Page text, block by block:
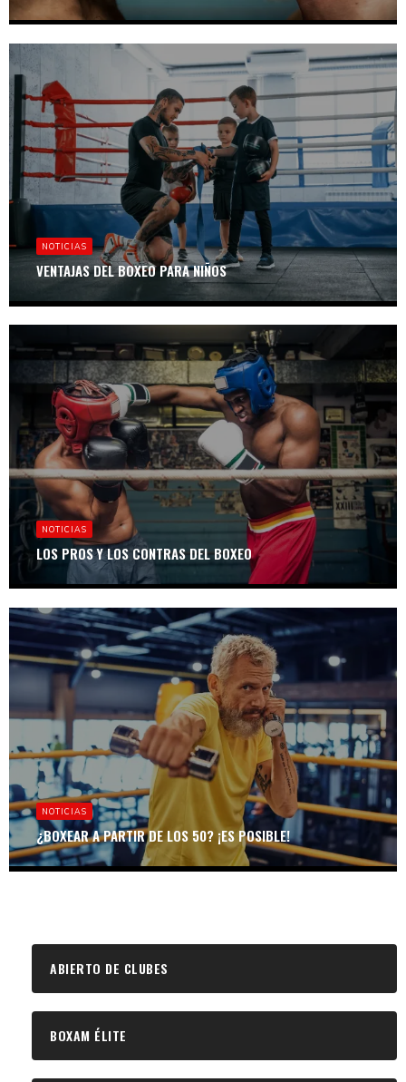
NOTICIAS
VENTAJAS DEL BOXEO PARA NIÑOS
NOTICIAS
LOS PROS Y LOS CONTRAS DEL BOXEO
NOTICIAS
¿BOXEAR A PARTIR DE LOS 50? ¡ES POSIBLE!
ABIERTO DE CLUBES
BOXAM ÉLITE